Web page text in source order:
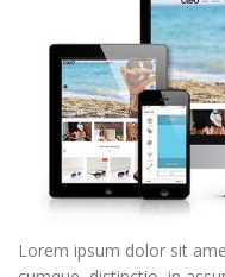
Lorem ipsum dolor sit